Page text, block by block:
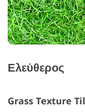
Ελεύθερος
Grass Texture